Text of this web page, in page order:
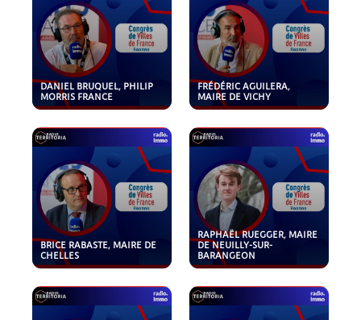
DANIEL BRUQUEL, PHILIP
MORRIS FRANCE
FRÉDÉRIC AGUILERA,
MAIRE DE VICHY
BRICE RABASTE, MAIRE DE
CHELLES
RAPHAËL RUEGGER, MAIRE
DE NEUILLY-SUR-
BARANGEON